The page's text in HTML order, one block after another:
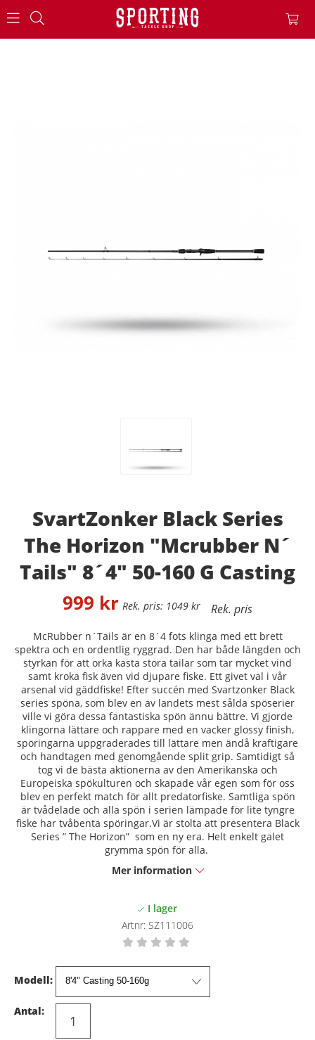
SvartZonker Black Series
The Horizon "Mcrubber N´
Tails" 8´4" 50-160 G Casting
1049 kr
999 kr
McRubber n´Tails är en 8´4 fots klinga med ett brett
spektra och en ordentlig ryggrad. Den har både längden och
styrkan för att orka kasta stora tailar som tar mycket vind
samt kroka fisk även vid djupare fiske. Ett givet val i vår
arsenal vid gäddfiske! Efter succén med Svartzonker Black
series spöna, som blev en av landets mest sålda spöserier
ville vi göra dessa fantastiska spön ännu bättre. Vi gjorde
klingorna lättare och rappare med en vacker glossy finish,
spöringarna uppgraderades till lättare men ändå kraftigare
och handtagen med genomgående split grip. Samtidigt så
tog vi de bästa aktionerna av den Amerikanska och
Europeiska spökulturen och skapade vår egen som för oss
blev en perfekt match för allt predatorfiske. Samtliga spön
är tvådelade och alla spön i serien lämpade för lite tyngre
fiske har tvåbenta spöringar.Vi är stolta att presentera Black
Series ” The Horizon” som en ny era. Helt enkelt galet
grymma spön för alla.
Mer information
Artnr: SZ111006
Modell:
Antal: